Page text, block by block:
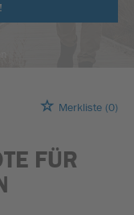
Merkliste (0)
FÜR